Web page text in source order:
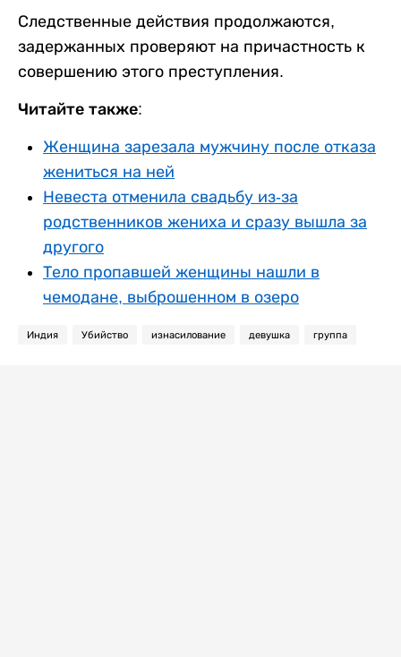
Следственные действия продолжаются,
задержанных проверяют на причастность к
совершению этого преступления.
Читайте также:
Женщина зарезала мужчину после отказа
жениться на ней
Невеста отменила свадьбу из-за
родственников жениха и сразу вышла за
другого
Тело пропавшей женщины нашли в
чемодане, выброшенном в озеро
Индия Убийство изнасилование девушка группа